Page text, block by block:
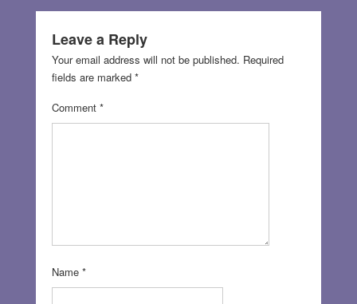
Leave a Reply
Your email address will not be published. Required
fields are marked *
Comment *
Name *